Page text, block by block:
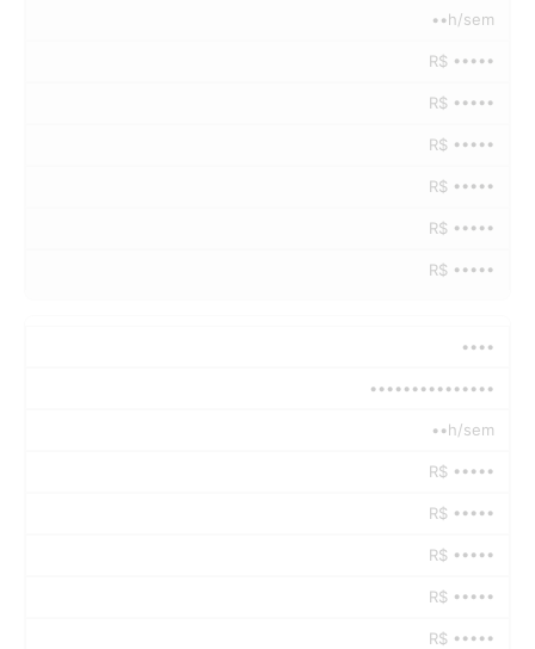
••h/sem
R$ •••••
R$ •••••
R$ •••••
R$ •••••
R$ •••••
R$ •••••
••••
•••••••••••••••
••h/sem
R$ •••••
R$ •••••
R$ •••••
R$ •••••
R$ •••••